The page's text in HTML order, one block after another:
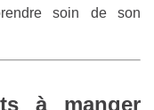
soin de son
à manger